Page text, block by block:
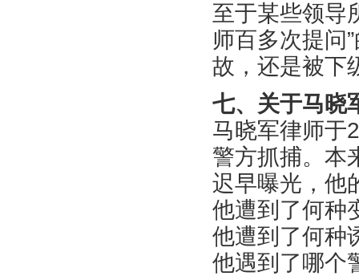
至于某些领导
师百多次提问
故，还是被下
七、关于马晓
马晓军律师于
警方抓捕。本
迟早曝光，他
他遭到了何种
他遭到了何种
他遇到了哪个